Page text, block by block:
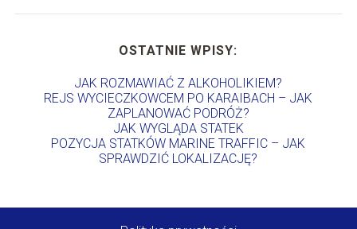
OSTATNIE WPISY:
JAK ROZMAWIAĆ Z ALKOHOLIKIEM?
REJS WYCIECZKOWCEM PO KARAIBACH – JAK
ZAPLANOWAĆ PODRÓŻ?
JAK WYGLĄDA STATEK
POZYCJA STATKÓW MARINE TRAFFIC – JAK
SPRAWDZIĆ LOKALIZACJĘ?